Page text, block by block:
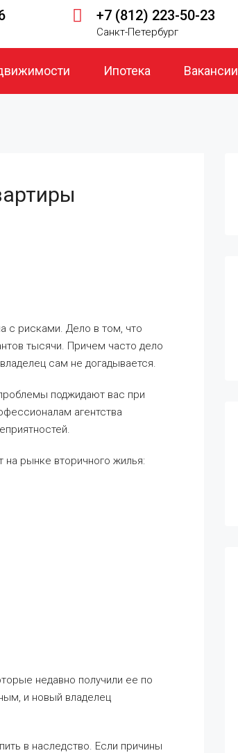
+7 (812) 223-50-23
Санкт-Петербург
Ипотека Вакансии
с рисками. Дело в том, что
тысячи. Причем часто дело
сам не догадывается.
поджидают вас при
агентства
рынке вторичного жилья:
недавно получили ее по
и новый владелец
в наследство. Если причины